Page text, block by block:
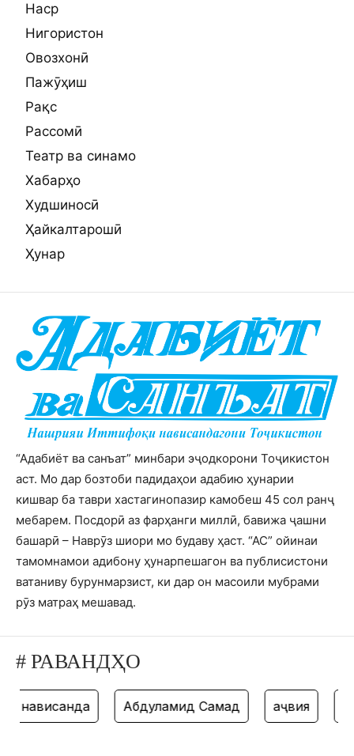
Наср
Нигористон
Овозхонӣ
Пажӯҳиш
Рақс
Рассомӣ
Театр ва синамо
Хабарҳо
Худшиносӣ
Ҳайкалтарошӣ
Ҳунар
“Адабиёт ва санъат” минбари эҷодкорони Тоҷикистон
аст. Мо дар бозтоби падидаҳои адабию ҳунарии
кишвар ба таври хастагинопазир камобеш 45 сол ранҷ
мебарем. Посдорӣ аз фарҳанги миллӣ, бавижа ҷашни
башарӣ – Наврӯз шиори мо будаву ҳаст. “АС” ойинаи
тамомнамои адибону ҳунарпешагон ва публисистони
ватаниву бурунмарзист, ки дар он масоили мубрами
рӯз матраҳ мешавад.
# РАВАНДҲО
нависанда Абдулҳамид Самад ҳаҷвия